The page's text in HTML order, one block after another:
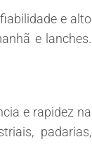
e alto
e lanches.
e rapidez na
padarias,